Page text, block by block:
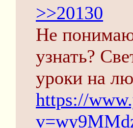
>>20130
Не
узнать?
уроки на
https://